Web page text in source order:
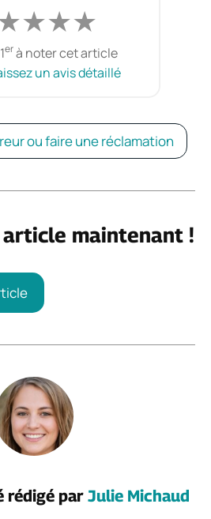
★★★
erà noter cet article
un avis détaillé
ou faire une réclamation
maintenant !
rédigé par Julie Michaud